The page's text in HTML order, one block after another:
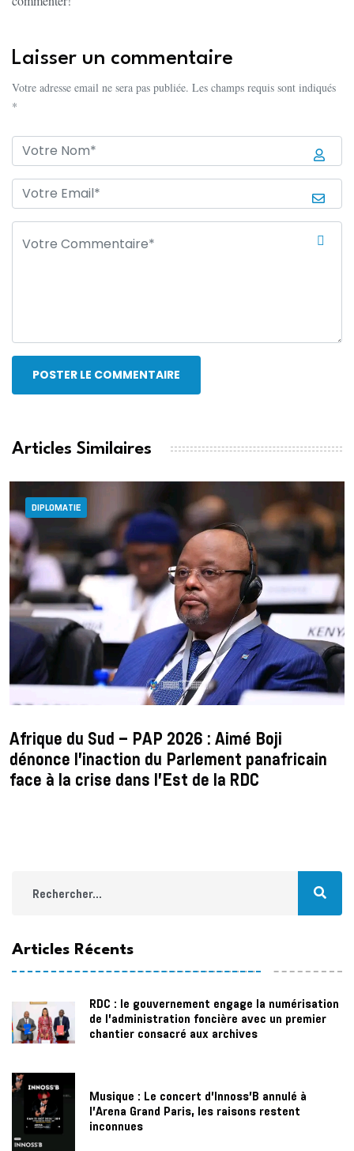
Laisser un commentaire
Votre adresse email ne sera pas publiée. Les champs requis sont indiqués
*
POSTER LE COMMENTAIRE
Articles Similaires
DIPLOMATIE
Afrique du Sud – PAP 2026 : Aimé Boji
dénonce l’inaction du Parlement panafricain
face à la crise dans l’Est de la RDC
Articles Récents
RDC : le gouvernement engage la numérisation
de l’administration foncière avec un premier
chantier consacré aux archives
Musique : Le concert d’Innoss’B annulé à
l’Arena Grand Paris, les raisons restent
inconnues